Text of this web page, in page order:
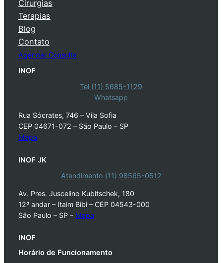
Cirurgias
Terapias
Blog
Contato
Agendar Consulta
INOF
Tel (11) 5685-1129
Whatsapp
Rua Sócrates, 746 – Vila Sofia
CEP 04671-072 – São Paulo – SP
Mapa
INOF JK
Atendimento (11) 98565-0512
Av. Pres. Juscelino Kubitschek, 180
12º andar – Itaim Bibi – CEP 04543-000
São Paulo – SP – Mapa
INOF
Horário de Funcionamento